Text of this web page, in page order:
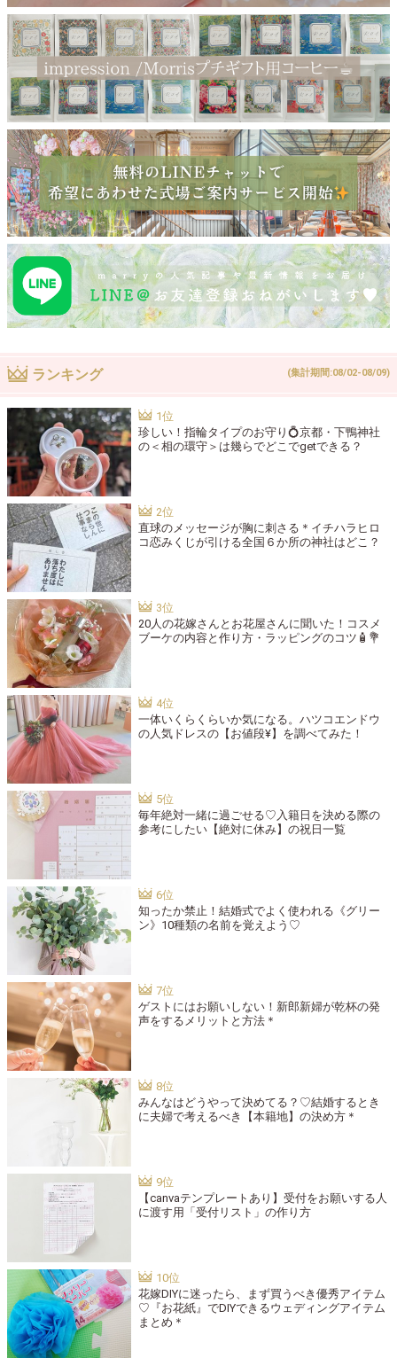
ランキング (集計期間:08/02-08/09)
珍しい！指輪タイプのお守り💍京都・下鴨神社
の＜相の環守＞は幾らでどこでgetできる？
直球のメッセージが胸に刺さる＊イチハラヒロ
コ恋みくじが引ける全国６か所の神社はどこ？
20人の花嫁さんとお花屋さんに聞いた！コスメ
ブーケの内容と作り方・ラッピングのコツ🧴💐
一体いくらくらいか気になる。ハツコエンドウ
の人気ドレスの【お値段¥】を調べてみた！
毎年絶対一緒に過ごせる♡入籍日を決める際の
参考にしたい【絶対に休み】の祝日一覧
知ったか禁止！結婚式でよく使われる《グリー
ン》10種類の名前を覚えよう♡
ゲストにはお願いしない！新郎新婦が乾杯の発
声をするメリットと方法＊
みんなはどうやって決めてる？♡結婚するとき
に夫婦で考えるべき【本籍地】の決め方＊
【canvaテンプレートあり】受付をお願いする人
に渡す用「受付リスト」の作り方
花嫁DIYに迷ったら、まず買うべき優秀アイテム
♡『お花紙』でDIYできるウェディングアイテム
まとめ＊